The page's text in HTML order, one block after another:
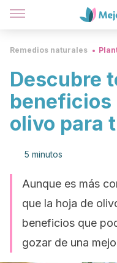
Remedios naturales
Descubre
beneficios
olivo para
5 minutos
Aunque es más
que la hoja de
beneficios que
gozar de una